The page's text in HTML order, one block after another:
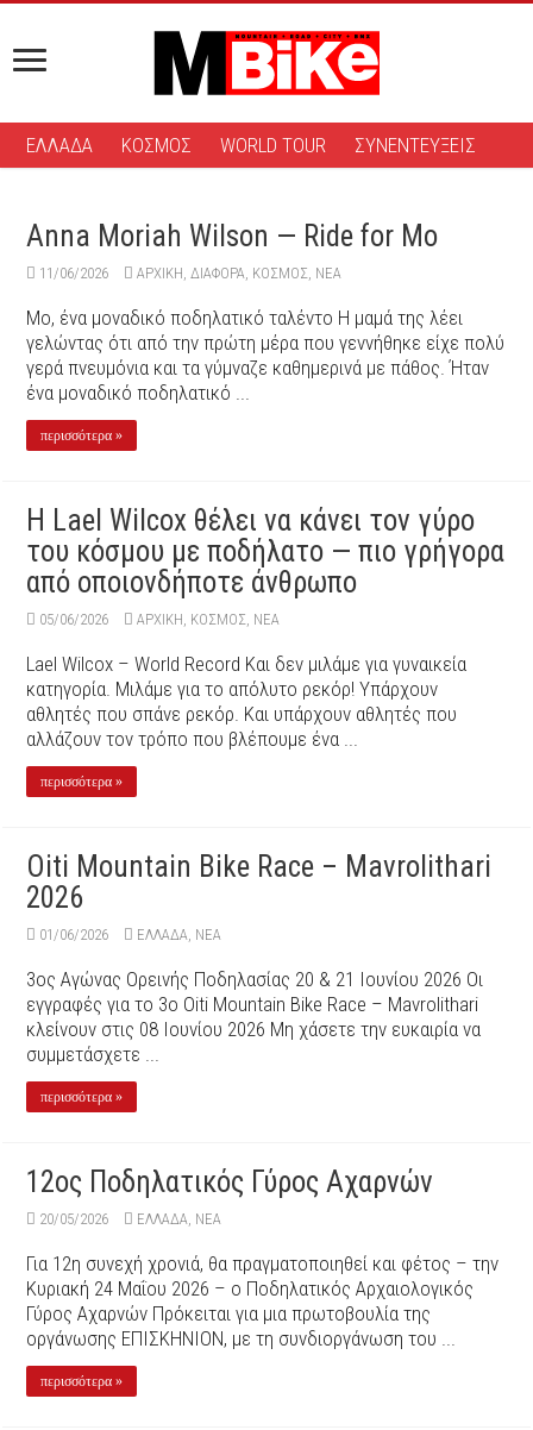
ΕΛΛΑΔΑ ΚΟΣΜΟΣ WORLD TOUR ΣΥΝΕΝΤΕΥΞΕΙΣ
Anna Moriah Wilson — Ride for Mo
11/06/2026 ΑΡΧΙΚΉ,ΔΙΆΦΟΡΑ, ΚΟΣΜΟΣ, ΝΕΑ
Mo, ένα μοναδικό ποδηλατικό ταλέντο Η μαμά της λέει
γελώντας ότι από την πρώτη μέρα που γεννήθηκε είχε πολύ
γερά πνευμόνια και τα γύμναζε καθημερινά με πάθος. Ήταν
ένα μοναδικό ποδηλατικό ...
περισσότερα »
Η Lael Wilcox θέλει να κάνει τον γύρο
του κόσμου με ποδήλατο — πιο γρήγορα
από οποιονδήποτε άνθρωπο
05/06/2026 ΑΡΧΙΚΉ, ΚΟΣΜΟΣ, ΝΕΑ
Lael Wilcox – World Record Και δεν μιλάμε για γυναικεία
κατηγορία. Μιλάμε για το απόλυτο ρεκόρ! Υπάρχουν
αθλητές που σπάνε ρεκόρ. Και υπάρχουν αθλητές που
αλλάζουν τον τρόπο που βλέπουμε ένα ...
περισσότερα »
Oiti Mountain Bike Race – Mavrolithari
2026
01/06/2026 ΕΛΛΑΔΑ, ΝΕΑ
3ος Αγώνας Ορεινής Ποδηλασίας 20 & 21 Ιουνίου 2026 Οι
εγγραφές για το 3ο Oiti Mountain Bike Race – Mavrolithari
κλείνουν στις 08 Ιουνίου 2026 Μη χάσετε την ευκαιρία να
συμμετάσχετε ...
περισσότερα »
12ος Ποδηλατικός Γύρος Αχαρνών
20/05/2026 ΕΛΛΑΔΑ, ΝΕΑ
Για 12η συνεχή χρονιά, θα πραγματοποιηθεί και φέτος – την
Κυριακή 24 Μαΐου 2026 – ο Ποδηλατικός Αρχαιολογικός
Γύρος Αχαρνών Πρόκειται για μια πρωτοβουλία της
οργάνωσης ΕΠΙΣΚΗΝΙΟΝ, με τη συνδιοργάνωση του ...
περισσότερα »